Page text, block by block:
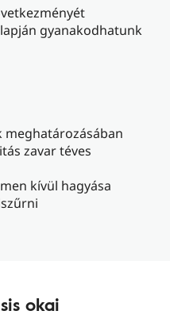
gyanakodhatunk
meghatározásában
zavar téves
kívül hagyása
okai